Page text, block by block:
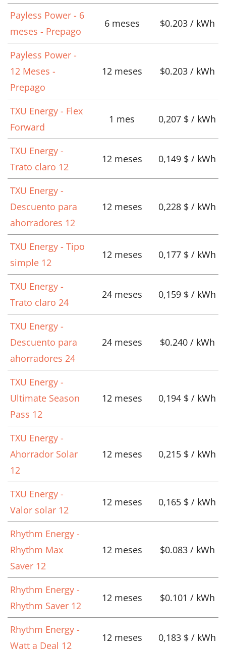
Payless Power - 6
meses - Prepago
6 meses $0.203 / kWh
Payless Power -
12 Meses -
Prepago
12 meses $0.203 / kWh
TXU Energy - Flex
Forward
1 mes 0,207 $ / kWh
TXU Energy -
Trato claro 12
12 meses 0,149 $ / kWh
TXU Energy -
Descuento para
ahorradores 12
12 meses 0,228 $ / kWh
TXU Energy - Tipo
simple 12
12 meses 0,177 $ / kWh
TXU Energy -
Trato claro 24
24 meses 0,159 $ / kWh
TXU Energy -
Descuento para
ahorradores 24
24 meses $0.240 / kWh
TXU Energy -
Ultimate Season
Pass 12
12 meses 0,194 $ / kWh
TXU Energy -
Ahorrador Solar
12
12 meses 0,215 $ / kWh
TXU Energy -
Valor solar 12
12 meses 0,165 $ / kWh
Rhythm Energy -
Rhythm Max
Saver 12
12 meses $0.083 / kWh
Rhythm Energy -
Rhythm Saver 12
12 meses $0.101 / kWh
Rhythm Energy -
Watt a Deal 12
12 meses 0,183 $ / kWh